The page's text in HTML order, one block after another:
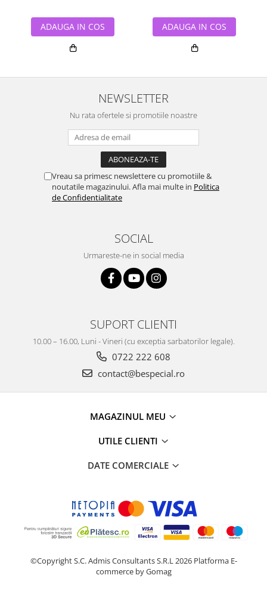
ADAUGA IN COS ADAUGA IN COS
NEWSLETTER
Nu rata ofertele si promotiile noastre
Vreau sa primesc newslettere cu promotiile &
noutatile magazinului. Afla mai multe in Politica
de Confidentialitate
SOCIAL
Urmareste-ne in social media
SUPORT CLIENTI
10.00 – 16.00, Luni - Vineri (cu exceptia sarbatorilor legale).
0722 222 608
contact@bespecial.ro
MAGAZINUL MEU
UTILE CLIENTI
DATE COMERCIALE
©Copyright S.C. Admis Consultants S.R.L 2026 Platforma E-
commerce by Gomag